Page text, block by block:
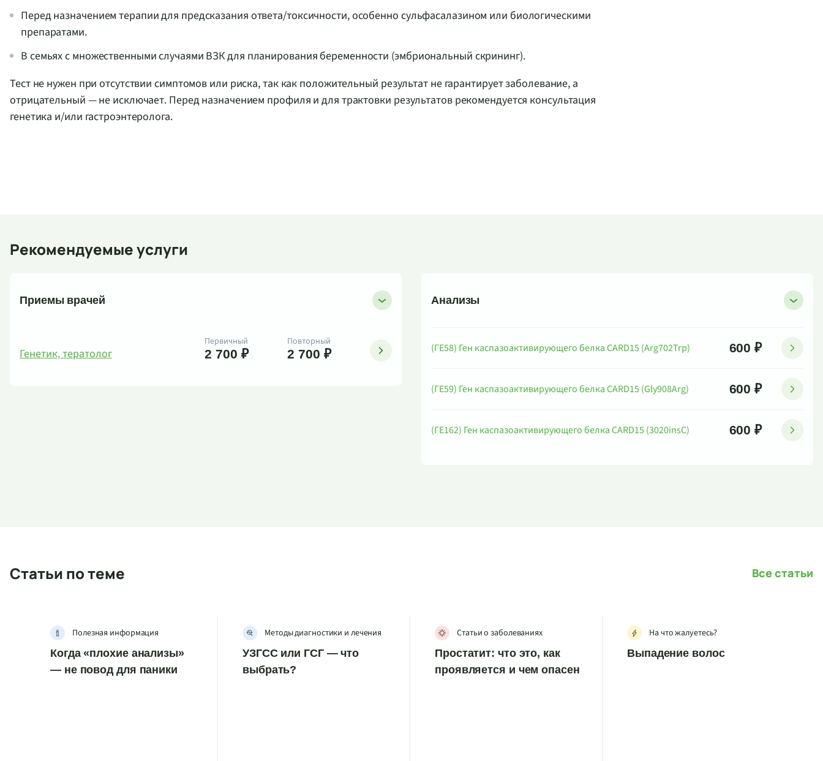
Перед назначением терапии для предсказания ответа/токсичности, особенно сульфасалазином или биологическими
препаратами.
В семьях с множественными случаями ВЗК для планирования беременности (эмбриональный скрининг).
Тест не нужен при отсутствии симптомов или риска, так как положительный результат не гарантирует заболевание, а
отрицательный — не исключает. Перед назначением профиля и для трактовки результатов рекомендуется консультация
генетика и/или гастроэнтеролога.
Рекомендуемые услуги
Приемы врачей
Генетик, тератолог
Первичный
2 700 ₽
Повторный
2 700 ₽
Анализы
(ГЕ58) Ген каспазоактивирующего белка CARD15 (Arg702Trp) 600 ₽
(ГЕ59) Ген каспазоактивирующего белка CARD15 (Gly908Arg) 600 ₽
(ГЕ162) Ген каспазоактивирующего белка CARD15 (3020insC) 600 ₽
Статьи по теме Все статьи
Полезная информация
Когда «плохие анализы»
— не повод для паники
Методы диагностики и лечения
УЗГСС или ГСГ — что
выбрать?
Статьи о заболеваниях
Простатит: что это, как
проявляется и чем опасен
На что жалуетесь?
Выпадение волос